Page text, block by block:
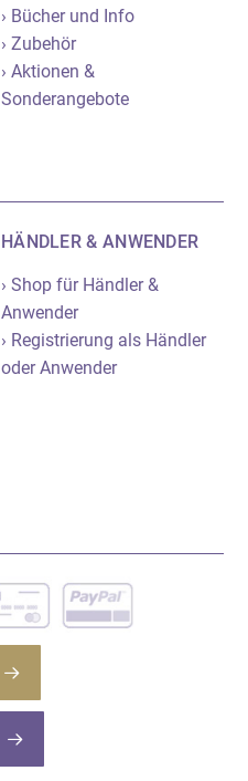
› Bücher und Info
› Zubehör
› Aktionen &
Sonderangebote
HÄNDLER & ANWENDER
› Shop für Händler &
Anwender
› Registrierung als Händler
oder Anwender